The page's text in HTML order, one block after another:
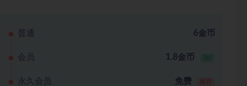
普通 6金币
会员 1.8金币 3折
永久会员 免费